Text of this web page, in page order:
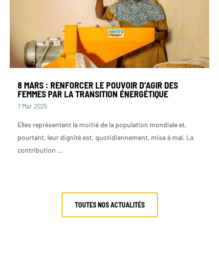
RECRUTEMENT
NEWSLETTER
8 MARS : RENFORCER LE POUVOIR D’AGIR DES
FEMMES PAR LA TRANSITION ÉNERGÉTIQUE
7 Mar 2025
Elles représentent la moitié de la population mondiale et,
pourtant, leur dignité est, quotidiennement, mise à mal. La
contribution ...
TOUTES NOS ACTUALITÉS